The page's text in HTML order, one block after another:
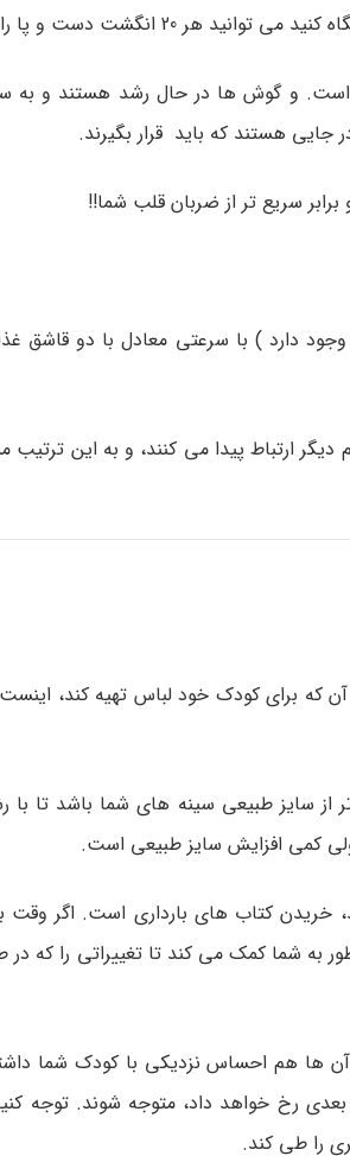
دست و پا را ببینید!!
و گوش ها در حال رشد هستند و
هستند که باید قرار بگیرند.
دارد ) با سرعتی معادل با دو قاشق
ارتباط پیدا می کنند، و به این ترتیب
انجام دهد، پیش از آن که برای کودک خود لباس تهیه
سایز طبیعی سینه های شما باشد تا با
کمی افزایش سایز طبیعی است.
کنون انجام نداده اید، خریدن کتاب های بارداری است.
به شما کمک می کند تا تغییراتی را که
ها هم احساس نزدیکی با کودک شما
کمک می کند تا برخی از تغییرات داخلی و خارجی را که در 32 هفته بعدی رخ خواهد داد،
را طی کند.